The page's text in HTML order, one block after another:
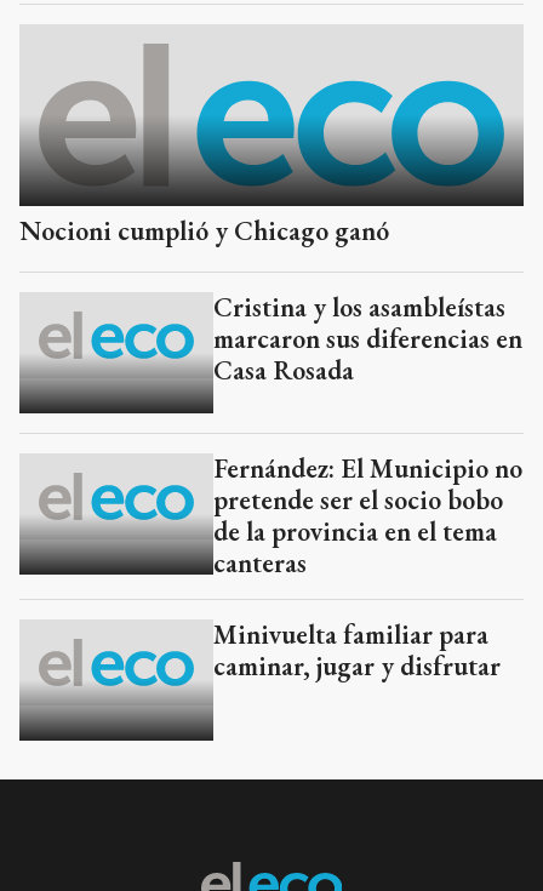
Nocioni cumplió y Chicago ganó
Cristina y los asambleístas
marcaron sus diferencias en
Casa Rosada
Fernández: El Municipio no
pretende ser el socio bobo
de la provincia en el tema
canteras
Minivuelta familiar para
caminar, jugar y disfrutar